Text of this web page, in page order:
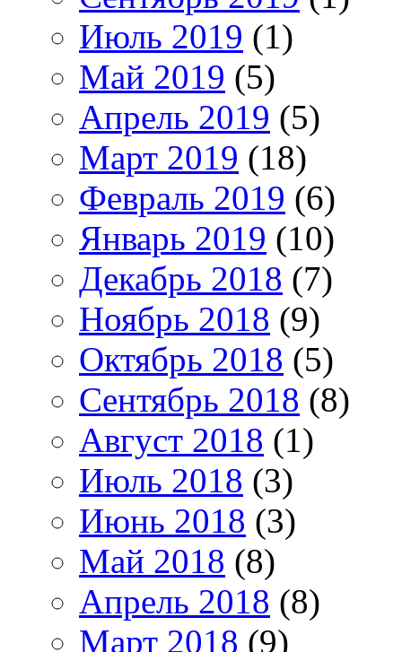
Июль 2019 (1)
Май 2019 (5)
Апрель 2019 (5)
Март 2019 (18)
Февраль 2019 (6)
Январь 2019 (10)
Декабрь 2018 (7)
Ноябрь 2018 (9)
Октябрь 2018 (5)
Сентябрь 2018 (8)
Август 2018 (1)
Июль 2018 (3)
Июнь 2018 (3)
Май 2018 (8)
Апрель 2018 (8)
Март 2018 (9)